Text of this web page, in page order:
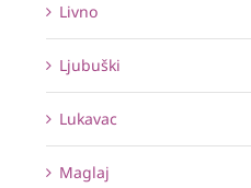
Livno
Ljubuški
Lukavac
Maglaj